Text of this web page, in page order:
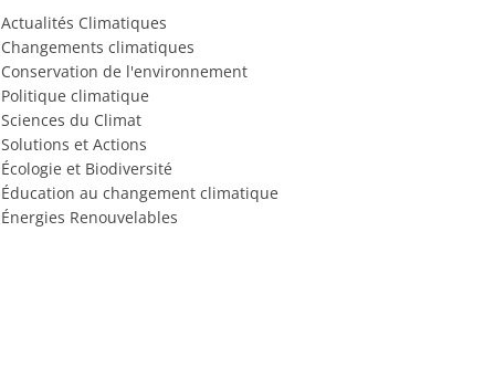
Actualités Climatiques
Changements climatiques
Conservation de l'environnement
Politique climatique
Sciences du Climat
Solutions et Actions
Écologie et Biodiversité
Éducation au changement climatique
Énergies Renouvelables